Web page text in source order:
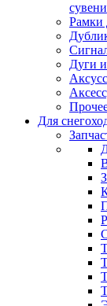
Рамки
Дуги
Для